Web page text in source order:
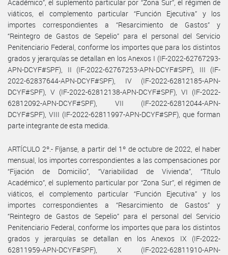
Académico”, el suplemento particular por “Zona Sur”, el régimen de
viáticos, el complemento particular “Función Ejecutiva” y los
importes correspondientes a “Resarcimiento de Gastos” y
“Reintegro de Gastos de Sepelio” para el personal del Servicio
Penitenciario Federal, conforme los importes que para los distintos
grados y jerarquías se detallan en los Anexos I (IF-2022-62767293-
APN-DCYF#SPF), II (IF-2022-62767253-APN-DCYF#SPF), III (IF-
2022-62837644-APN-DCYF#SPF), IV (IF-2022-62812185-APN-
DCYF#SPF), V (IF-2022-62812138-APN-DCYF#SPF), VI (IF-2022-
62812092-APN-DCYF#SPF), VII (IF-2022-62812044-APN-
DCYF#SPF), VIII (IF-2022-62811997-APN-DCYF#SPF), que forman
parte integrante de esta medida.
ARTÍCULO 2º.- Fíjanse, a partir del 1º de octubre de 2022, el haber
mensual, los importes correspondientes a las compensaciones por
“Fijación de Domicilio”, “Variabilidad de Vivienda”, “Título
Académico”, el suplemento particular por “Zona Sur”, el régimen de
viáticos, el complemento particular “Función Ejecutiva” y los
importes correspondientes a “Resarcimiento de Gastos” y
“Reintegro de Gastos de Sepelio” para el personal del Servicio
Penitenciario Federal, conforme los importes que para los distintos
grados y jerarquías se detallan en los Anexos IX (IF-2022-
62811959-APN-DCYF#SPF), X (IF-2022-62811910-APN-